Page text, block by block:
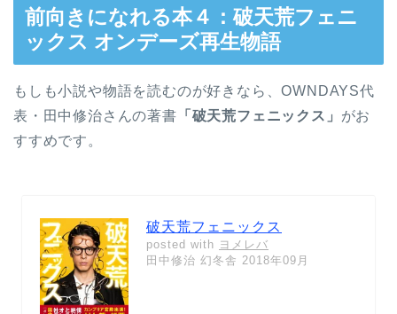
前向きになれる本４：破天荒フェニ
ックス オンデーズ再生物語
もしも小説や物語を読むのが好きなら、OWNDAYS代
表・田中修治さんの著書 「破天荒フェニックス」 がお
すすめです。
破天荒フェニックス
posted with ヨメレバ
田中修治 幻冬舎 2018年09月